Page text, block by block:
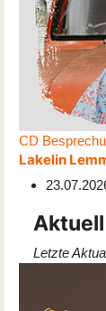
CD
Lakelin
Aktuell
Letzte